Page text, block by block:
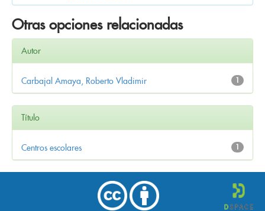
Otras opciones relacionadas
Autor
1
Carbajal Amaya, Roberto Vladimir
Título
1
Centros escolares